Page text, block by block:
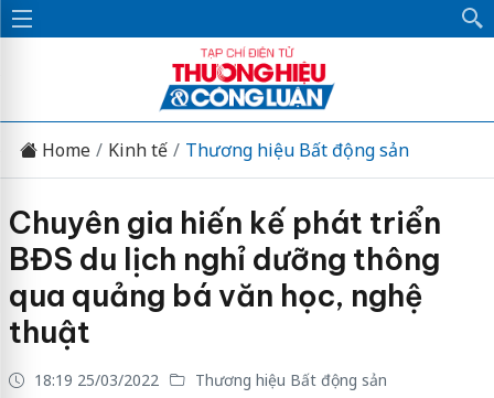
Home Kinh tế Thương hiệu Bất động sản
Chuyên gia hiến kế phát triển
BĐS du lịch nghỉ dưỡng thông
qua quảng bá văn học, nghệ
thuật
18:19 25/03/2022 Thương hiệu Bất động sản